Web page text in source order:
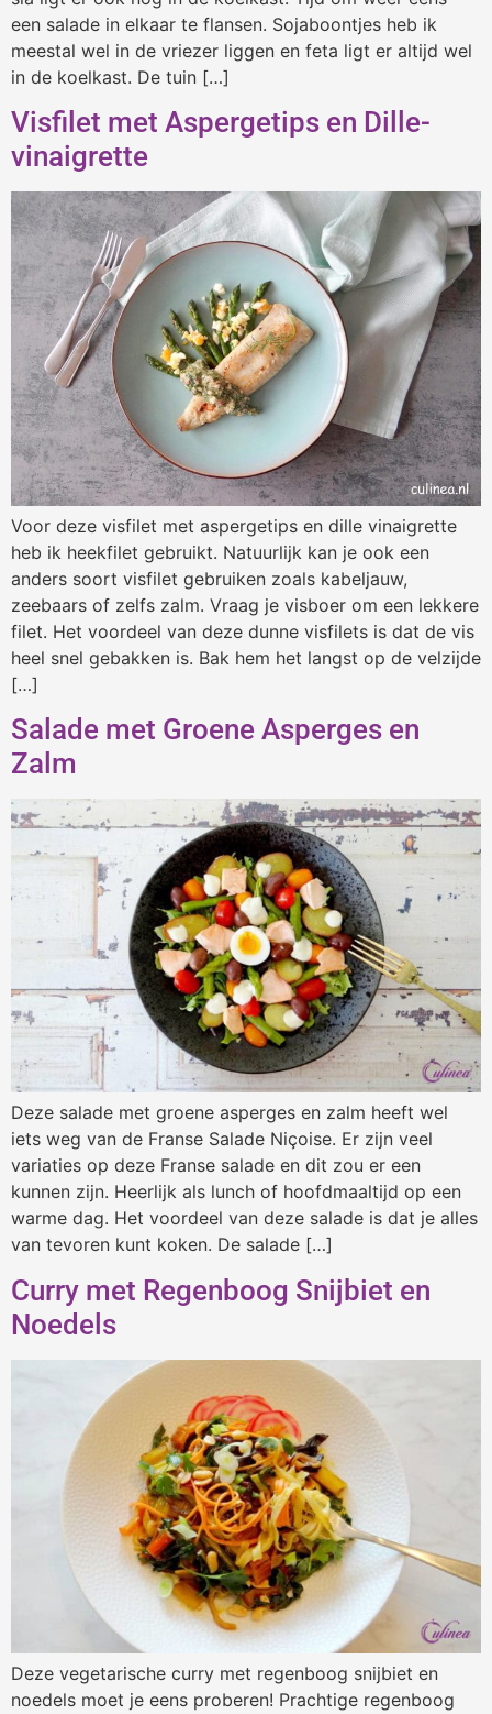
een salade in elkaar te flansen. Sojaboontjes heb ik
meestal wel in de vriezer liggen en feta ligt er altijd wel
in de koelkast. De tuin […]
Visfilet met Aspergetips en Dille-
vinaigrette
Voor deze visfilet met aspergetips en dille vinaigrette
heb ik heekfilet gebruikt. Natuurlijk kan je ook een
anders soort visfilet gebruiken zoals kabeljauw,
zeebaars of zelfs zalm. Vraag je visboer om een lekkere
filet. Het voordeel van deze dunne visfilets is dat de vis
heel snel gebakken is. Bak hem het langst op de velzijde
[…]
Salade met Groene Asperges en
Zalm
Deze salade met groene asperges en zalm heeft wel
iets weg van de Franse Salade Niçoise. Er zijn veel
variaties op deze Franse salade en dit zou er een
kunnen zijn. Heerlijk als lunch of hoofdmaaltijd op een
warme dag. Het voordeel van deze salade is dat je alles
van tevoren kunt koken. De salade […]
Curry met Regenboog Snijbiet en
Noedels
Deze vegetarische curry met regenboog snijbiet en
noedels moet je eens proberen! Prachtige regenboog